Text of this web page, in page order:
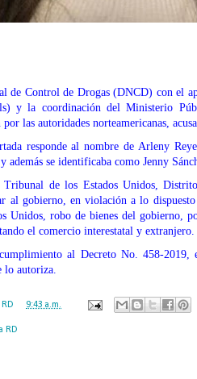
de Control de Drogas (DNCD) con el
y la coordinación del Ministerio
las autoridades norteamericanas,
responde al nombre de Arleny
además se identificaba como Jenny
Tribunal de los Estados Unidos,
al gobierno, en violación a lo
Unidos, robo de bienes del gobierno,
el comercio interestatal y extranjero.
al Decreto No. 458-
lo autoriza.
9:43 a.m.
RD